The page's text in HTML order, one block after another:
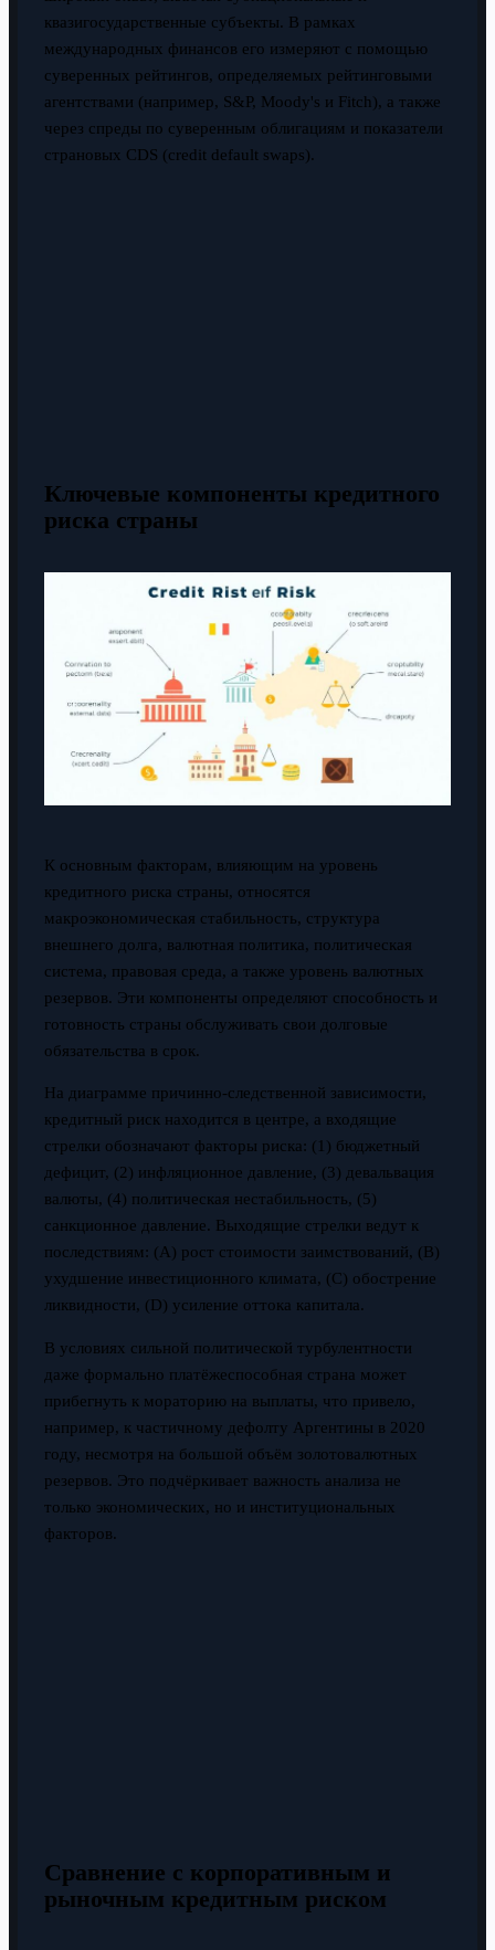
квазигосударственные субъекты. В рамках
международных финансов его измеряют с помощью
суверенных рейтингов, определяемых рейтинговыми
агентствами (например, S&P, Moody's и Fitch), а также
через спреды по суверенным облигациям и показатели
страновых CDS (credit default swaps).
Ключевые компоненты кредитного
риска страны
К основным факторам, влияющим на уровень
кредитного риска страны, относятся
макроэкономическая стабильность, структура
внешнего долга, валютная политика, политическая
система, правовая среда, а также уровень валютных
резервов. Эти компоненты определяют способность и
готовность страны обслуживать свои долговые
обязательства в срок.
На диаграмме причинно-следственной зависимости,
кредитный риск находится в центре, а входящие
стрелки обозначают факторы риска: (1) бюджетный
дефицит, (2) инфляционное давление, (3) девальвация
валюты, (4) политическая нестабильность, (5)
санкционное давление. Выходящие стрелки ведут к
последствиям: (A) рост стоимости заимствований, (B)
ухудшение инвестиционного климата, (C) обострение
ликвидности, (D) усиление оттока капитала.
В условиях сильной политической турбулентности
даже формально платёжеспособная страна может
прибегнуть к мораторию на выплаты, что привело,
например, к частичному дефолту Аргентины в 2020
году, несмотря на большой объём золотовалютных
резервов. Это подчёркивает важность анализа не
только экономических, но и институциональных
факторов.
Сравнение с корпоративным и
рыночным кредитным риском